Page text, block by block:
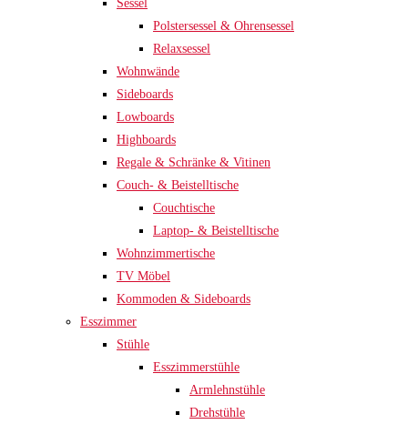
Sessel
Polstersessel & Ohrensessel
Relaxsessel
Wohnwände
Sideboards
Lowboards
Highboards
Regale & Schränke & Vitinen
Couch- & Beistelltische
Couchtische
Laptop- & Beistelltische
Wohnzimmertische
TV Möbel
Kommoden & Sideboards
Esszimmer
Stühle
Esszimmerstühle
Armlehnstühle
Drehstühle